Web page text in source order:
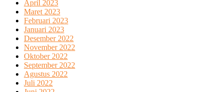
April 2023
Maret 2023
Februari 2023
Januari 2023
Desember 2022
November 2022
Oktober 2022
September 2022
Agustus 2022
Juli 2022